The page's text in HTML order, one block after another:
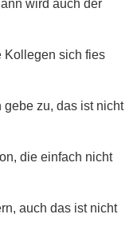
wird auch der
Kollegen sich fies
gebe zu, das ist nicht
die einfach nicht
auch das ist nicht